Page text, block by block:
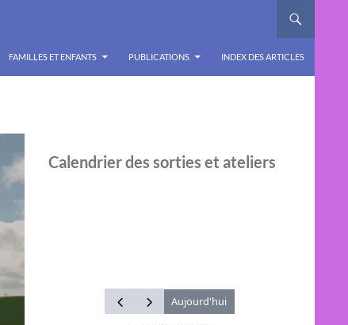
FAMILLES ET ENFANTS PUBLICATIONS INDEX DES ARTICLES
Calendrier des sorties et ateliers